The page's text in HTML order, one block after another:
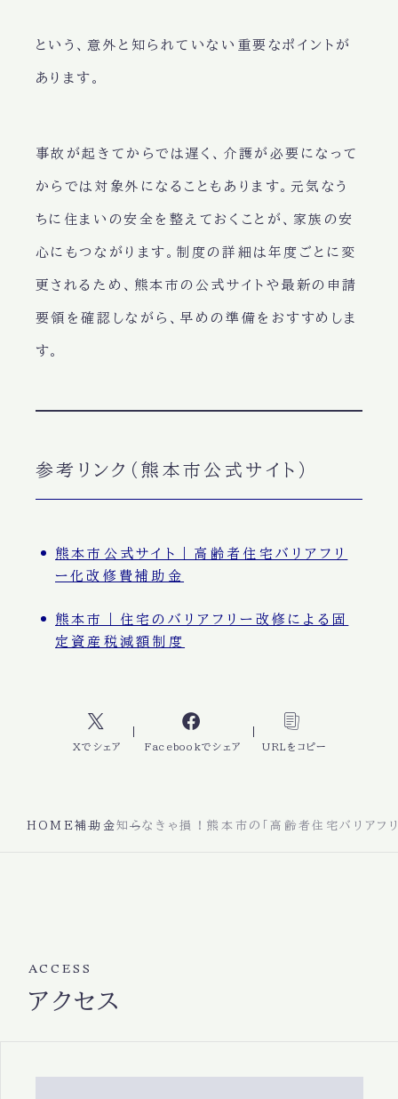
という、意外と知られていない重要なポイントが
あります。
事故が起きてからでは遅く、介護が必要になって
からでは対象外になることもあります。元気なう
ちに住まいの安全を整えておくことが、家族の安
心にもつながります。制度の詳細は年度ごとに変
更されるため、 熊本市の公式サイトや最新の申請
要領を確認しながら、早めの準備 をおすすめしま
す。
参考リンク（熊本市公式サイト）
熊本市公式サイト｜高齢者住宅バリアフリ
ー化改修費補助金
熊本市｜住宅のバリアフリー改修による固
定資産税減額制度
Xでシェア Facebookでシェア URLをコピー
HOME補助金知らなきゃ損！熊本市の「高齢者住宅バリアフ
ACCESS
アクセス